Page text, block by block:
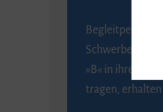
»B« in ihrem
tragen, erhalten